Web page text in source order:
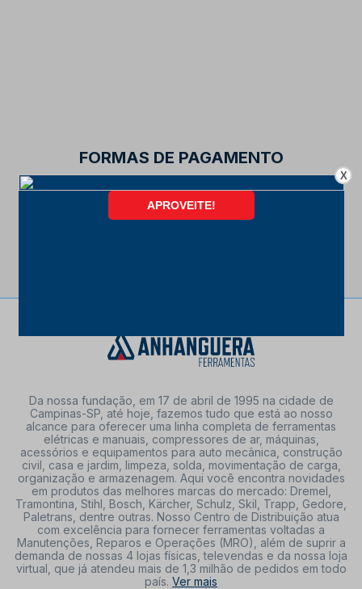
FORMAS DE PAGAMENTO
Da nossa fundação, em 17 de abril de 1995 na cidade de
Campinas-SP, até hoje, fazemos tudo que está ao nosso
alcance para oferecer uma linha completa de ferramentas
elétricas e manuais, compressores de ar, máquinas,
acessórios e equipamentos para auto mecânica, construção
civil, casa e jardim, limpeza, solda, movimentação de carga,
organização e armazenagem. Aqui você encontra novidades
em produtos das melhores marcas do mercado: Dremel,
Tramontina, Stihl, Bosch, Kärcher, Schulz, Skil, Trapp, Gedore,
Paletrans, dentre outras. Nosso Centro de Distribuição atua
com excelência para fornecer ferramentas voltadas a
Manutenções, Reparos e Operações (MRO), além de suprir a
demanda de nossas 4 lojas físicas, televendas e da nossa loja
virtual, que já atendeu mais de 1,3 milhão de pedidos em todo
país. Ver mais
X